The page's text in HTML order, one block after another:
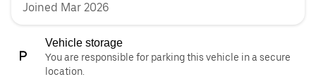
Joined Mar 2026
Vehicle storage
You are responsible for parking this vehicle in a secure
location.